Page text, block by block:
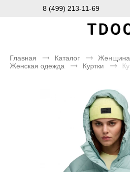
8 (499) 213-11-69
Главная Каталог
Женская одежда
Куртки